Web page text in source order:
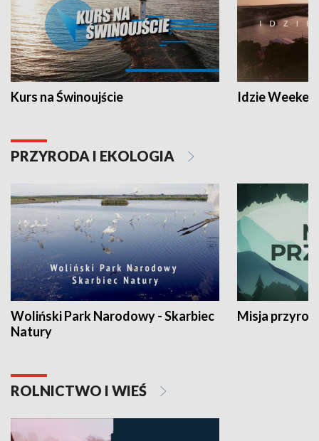
Kurs na Świnoujście Idzie
PRZYRODA I EKOLOGIA
Woliński Park Narodowy - Skarbiec
Natury
Misja
ROLNICTWO I WIEŚ